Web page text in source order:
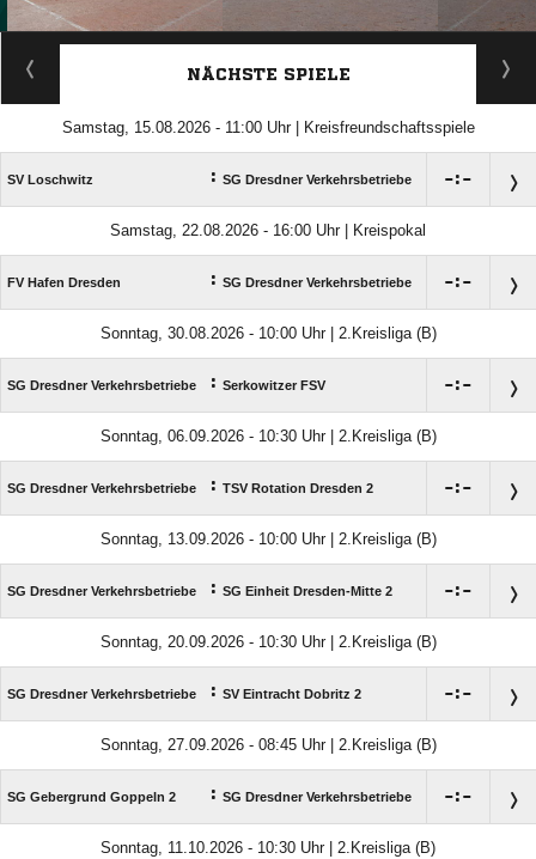
ANZEIGE
NÄCHSTE SPIELE
Samstag, 15.08.2026 - 11:00 Uhr | Kreisfreundschaftsspiele
SV Loschwitz : SG Dresdner Verkehrsbetriebe :
Samstag, 22.08.2026 - 16:00 Uhr | Kreispokal
FV Hafen Dresden : SG Dresdner Verkehrsbetriebe :
Sonntag, 30.08.2026 - 10:00 Uhr | 2.Kreisliga (B)
SG Dresdner Verkehrsbetriebe : Serkowitzer FSV :
Sonntag, 06.09.2026 - 10:30 Uhr | 2.Kreisliga (B)
SG Dresdner Verkehrsbetriebe : TSV Rotation Dresden 2 :
Sonntag, 13.09.2026 - 10:00 Uhr | 2.Kreisliga (B)
SG Dresdner Verkehrsbetriebe : SG Einheit Dresden-Mitte 2 :
Sonntag, 20.09.2026 - 10:30 Uhr | 2.Kreisliga (B)
SG Dresdner Verkehrsbetriebe : SV Eintracht Dobritz 2 :
Sonntag, 27.09.2026 - 08:45 Uhr | 2.Kreisliga (B)
SG Gebergrund Goppeln 2 : SG Dresdner Verkehrsbetriebe :
Sonntag, 11.10.2026 - 10:30 Uhr | 2.Kreisliga (B)